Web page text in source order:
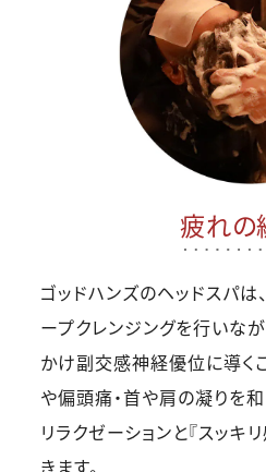
疲れの
ゴッドハンズのヘッドスパは
ープクレンジングを行いな
かけ副交感神経優位に導く
や偏頭痛・首や肩の凝りを
リラクゼーションと『スッキ
きます。